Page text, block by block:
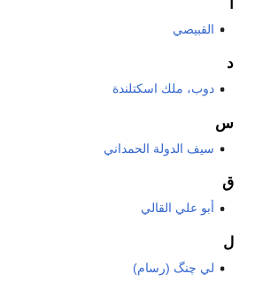
القبيصي
د
دوب، ملك اسكتلندة
س
سيف الدولة الحمداني
ق
أبو علي القالي
ل
لي چنگ (رسام)